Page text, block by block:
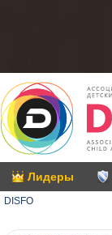
Лидеры
DISFO